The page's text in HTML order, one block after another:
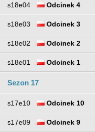
s18e04 Odcinek 4
s18e03 Odcinek 3
s18e02 Odcinek 2
s18e01 Odcinek 1
Sezon 17
s17e10 Odcinek 10
s17e09 Odcinek 9